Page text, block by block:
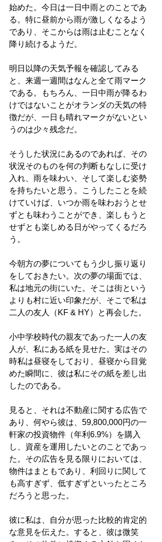
始めた。今日は一日中雨とのことであ
る。特に昼前から雨が激しくなるよう
であり、そこからは雨は止むことなく
降り続けるようだ。
明日以降の天気予報を確認してみる
と、来週一週間はなんと全て雨マーク
である。もちろん、一日中雨が降るわ
けではないことがオランダの天気の特
徴だが、一日も晴れマークがないとい
うのは少々残念だ。
そうした状況にあるのであれば、その
状況そのものを何の判断もなしに受け
入れ、雨を味わい、そして楽しむ姿勢
を持ちたいと思う。こうしたことを続
けていけば、いつか雨を味わおうとせ
ずとも味わうことができ、楽しもうと
せずとも楽しめる日がやってくるだろ
う。
今朝方の夢についてもう少し振り返り
をしておきたい。次の夢の場面では、
私は地元の街にいた。そこは街という
よりも村に近い印象だが、そこで私は
二人の友人（KF & HY）と再会した。
小中学校時代の親友であった一人の友
人が、私にある紙を見せた。実はその
時私は昼寝をしており、昼寝から目覚
めた瞬間に、彼は私にその紙を差し出
したのである。
見ると、それは不動産に関する広告で
あり、何やら彼は、59,800,000円の一
軒家の投資物件（年利6.9%）を購入
し、資産を運用したいとのことであっ
た。その広告を見る限りにおいては、
物件はまともであり、利回りに関して
も高すぎず、低すぎずといったところ
だろうと思った。
彼に私は、自分が思った比較的肯定的
な意見を伝えた。すると、彼は微笑